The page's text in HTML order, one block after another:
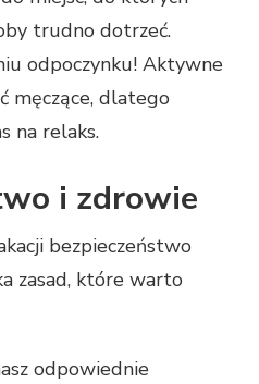
trudno dotrzeć.
odpoczynku! Aktywne
męczące, dlatego
na relaks.
i zdrowie
bezpieczeństwo
zasad, które warto
odpowiednie